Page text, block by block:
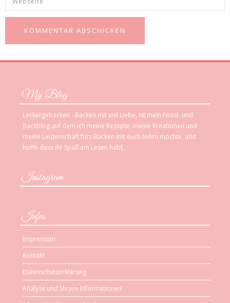
My Blog
Leckergebacken - Backen mit viel Liebe, ist mein Food- und
Backblog auf dem ich meine Rezepte, meine Kreationen und
meine Leidenschaft fürs Backen mit euch teilen möchte, und
hoffe dass ihr Spaß am Lesen habt.
Instagram
Infos
Impressum
Kontakt
Datenschutzerklärung
Analyse und Shrare Informationen